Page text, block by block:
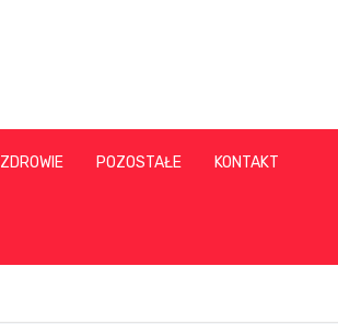
ZDROWIE POZOSTAŁE KONTAKT